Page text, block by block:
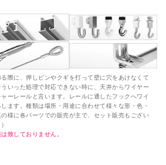
際に、押しピンやクギを打って壁に穴をあけなくて
いった処理で対応できない時に、天井からワイヤー
ーレールと言います。レールに通したフックへワイ
ます。種類は場所・用途に合わせて様々な形・色・
様に各パーツでの販売が主で、セット販売もござい
致しておりません。